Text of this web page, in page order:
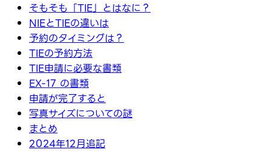
そもそも「TIE」とはなに？
NIEとTIEの違いは
予約のタイミングは？
TIEの予約方法
TIE申請に必要な書類
EX-17 の書類
申請が完了すると
写真サイズについての謎
まとめ
2024年12月追記